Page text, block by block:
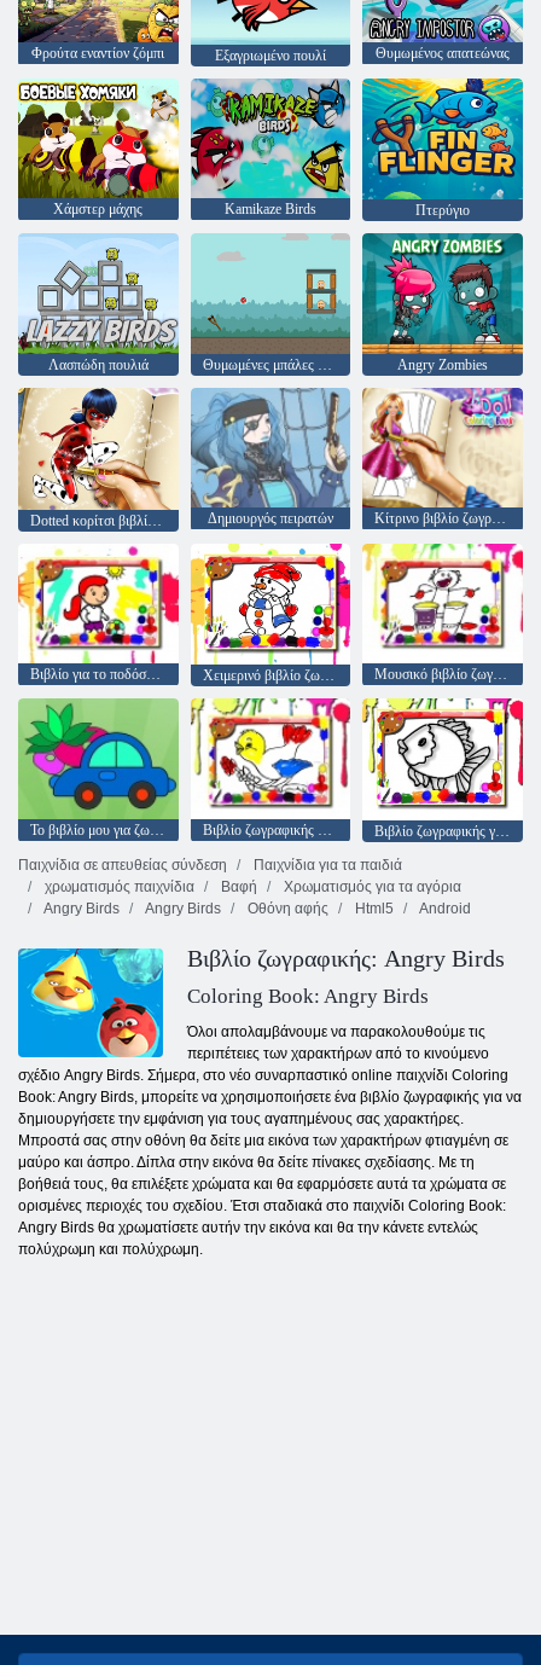
Φρούτα εναντίον ζόμπι Εξαγριωμένο πουλί Θυμωμένος απατεώνας
Χάμστερ μάχης Kamikaze Birds Πτερύγιο
Λασπώδη πουλιά Θυμωμένες μπάλες κατεδάφιση Angry Zombies
Δημιουργός πειρατών Κίτρινο βιβλίο ζωγραφικής
Βιβλίο για το ποδόσφαιρο Χειμερινό βιβλίο ζωγραφικής Μουσικό βιβλίο ζωγραφικής
Το βιβλίο μου για ζωγραφική Βιβλίο ζωγραφικής πτηνών
Βιβλίο ζωγραφικής για ψάρι
Παιχνίδια σε απευθείας σύνδεση
Παιχνίδια για τα παιδιά
χρωματισμός παιχνίδια
Βαφή
Χρωματισμός για τα αγόρια
Angry Birds
Angry Birds Οθόνη αφής Html5 Android
Βιβλίο ζωγραφικής: Angry Birds
Coloring Book: Angry Birds
Όλοι απολαμβάνουμε να παρακολουθούμε τις
περιπέτειες των χαρακτήρων από το κινούμενο
σχέδιο Angry Birds. Σήμερα, στο νέο συναρπαστικό online παιχνίδι Coloring
Book: Angry Birds, μπορείτε να χρησιμοποιήσετε ένα βιβλίο ζωγραφικής για να
δημιουργήσετε την εμφάνιση για τους αγαπημένους σας χαρακτήρες.
Μπροστά σας στην οθόνη θα δείτε μια εικόνα των χαρακτήρων φτιαγμένη σε
μαύρο και άσπρο. Δίπλα στην εικόνα θα δείτε πίνακες σχεδίασης. Με τη
βοήθειά τους, θα επιλέξετε χρώματα και θα εφαρμόσετε αυτά τα χρώματα σε
ορισμένες περιοχές του σχεδίου. Έτσι σταδιακά στο παιχνίδι Coloring Book:
Angry Birds θα χρωματίσετε αυτήν την εικόνα και θα την κάνετε εντελώς
πολύχρωμη και πολύχρωμη.